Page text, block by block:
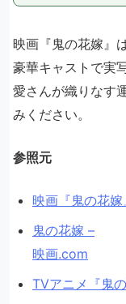
映画『鬼の花嫁』
豪華キャストで実
愛さんが織りなす
みください。
参照元
映画『鬼の花嫁
鬼の花嫁 –
映画.com
TVアニメ『鬼